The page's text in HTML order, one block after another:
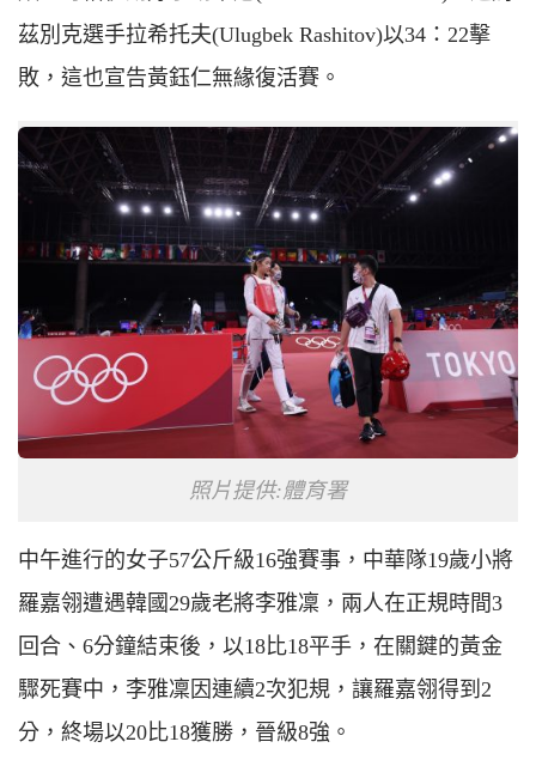
茲別克選手拉希托夫(Ulugbek Rashitov)以34：22擊
敗，這也宣告黃鈺仁無緣復活賽。
照片提供:體育署
中午進行的女子57公斤級16強賽事，中華隊19歲小將
羅嘉翎遭遇韓國29歲老將李雅凜，兩人在正規時間3
回合、6分鐘結束後，以18比18平手，在關鍵的黃金
驟死賽中，李雅凜因連續2次犯規，讓羅嘉翎得到2
分，終場以20比18獲勝，晉級8強。